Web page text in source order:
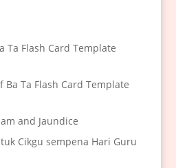
Ta Flash Card Template
Ba Ta Flash Card Template
and Jaundice
Cikgu sempena Hari Guru